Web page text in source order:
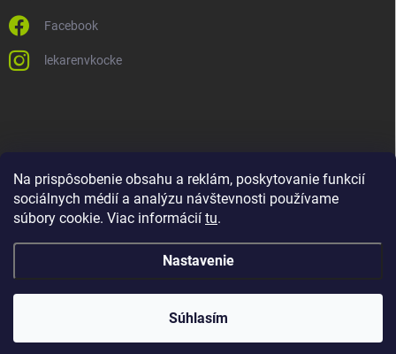
Na prispôsobenie obsahu a reklám, poskytovanie funkcií
sociálnych médií a analýzu návštevnosti používame
súbory cookie. Viac informácií tu.
Nastavenie
Súhlasím
Facebook
lekarenvkocke
nastavenie cookies